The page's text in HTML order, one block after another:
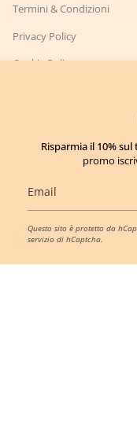
Risparmia il 10%
promo
Questo sito è protetto da
servizio di hCaptcha.
Termini & Condizioni
Privacy Policy
Cookie Policy
MOM TO BE21 DI
IT09599491215
CF:GRRLVC92R50F839S
‪+393893473138‬